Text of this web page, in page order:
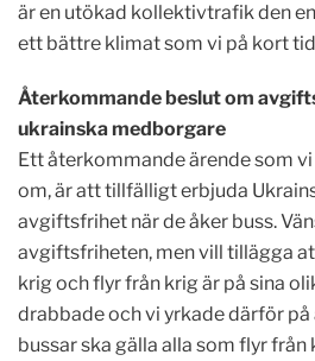
är en utökad kollektivtrafik den
ett bättre klimat som vi på kort
Återkommande beslut om
ukrainska medborgare
Ett återkommande ärende som
om, är att tillfälligt erbjuda
avgiftsfrihet när de åker buss.
avgiftsfriheten, men vill tillägga
krig och flyr från krig är på sina
drabbade och vi yrkade därför
bussar ska gälla alla som flyr